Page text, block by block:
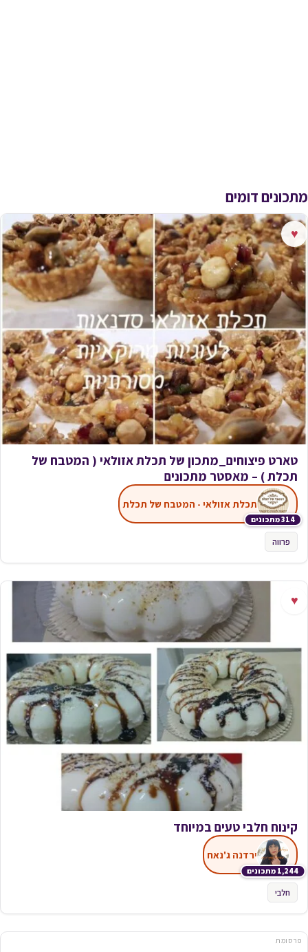
מתכונים דומים
♥
טארט פיצוחים_מתכון של תכלת אזולאי ( המטבח של
תכלת ) – מאסטר מתכונים
314 מתכונים
תכלת אזולאי - המטבח של תכלת
פרווה
♥
קינוח חלבי טעים במיוחד
1,244 מתכונים
ירדנה ג'נאח
חלבי
פרסומת